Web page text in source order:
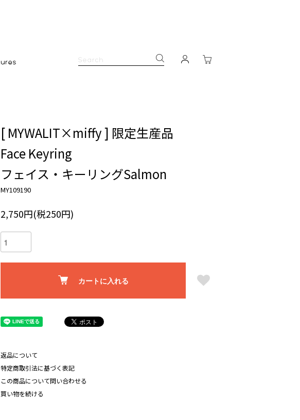
[ MYWALIT×miffy ] 限定生産品
Face Keyring
フェイス・キーリングSalmon
MY109190
2,750円(税250円)
カートに入れる
返品について
特定商取引法に基づく表記
この商品について問い合わせる
買い物を続ける